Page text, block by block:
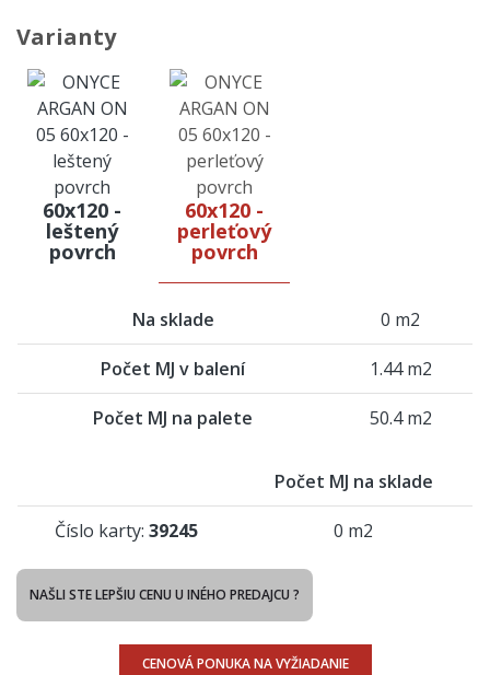
Varianty
60x120 -
leštený
povrch
60x120 -
perleťový
povrch
Na sklade 0 m2
Počet MJ v balení 1.44 m2
Počet MJ na palete 50.4 m2
Počet MJ na sklade
Číslo karty: 39245 0 m2
NAŠLI STE LEPŠIU CENU U INÉHO PREDAJCU ?
CENOVÁ PONUKA NA VYŽIADANIE